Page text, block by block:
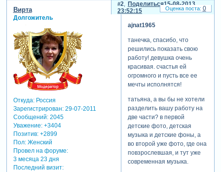
Поделиться
2
15-08-2013
23:52:15
Вирта
Долгожитель
Откуда:Россия
Зарегистрирован: 29-07-2011
Сообщений:2045
Уважение: +3404
Позитив: +2899
Пол:Женский
Провел на форуме:
3 месяца 23 дня
Последний визит:
ajnat1965
танечка, спасибо, что
решились показать свою
работу! девушка очень
красивая. счастья ей
огромного и пусть все ее
мечты исполнятся!
татьяна, а вы бы не хотели
разделить вашу работу на
две части? в первой
детские фото, детская
музыка и детские фоны, а
во второй уже фото, где она
повзрослевшая, и тут уже
современная музыка.
0